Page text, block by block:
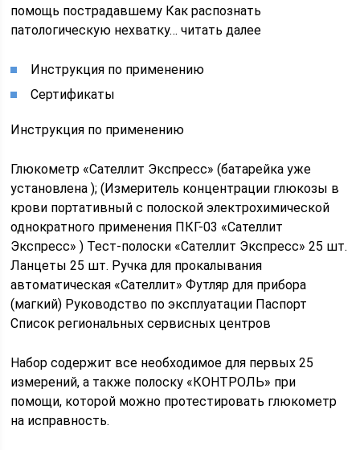
помощь пострадавшему Как распознать
патологическую нехватку… читать далее
Инструкция по применению
Сертификаты
Инструкция по применению
Глюкометр «Сателлит Экспресс» (батарейка уже
установлена ); (Измеритель концентрации глюкозы в
крови портативный с полоской электрохимической
однократного применения ПКГ-03 «Сателлит
Экспресс» ) Тест-полоски «Сателлит Экспресс» 25 шт.
Ланцеты 25 шт. Ручка для прокалывания
автоматическая «Сателлит» Футляр для прибора
(магкий) Руководство по эксплуатации Паспорт
Список региональных сервисных центров
Набор содержит все необходимое для первых 25
измерений, а также полоску «КОНТРОЛЬ» при
помощи, которой можно протестировать глюкометр
на исправность.